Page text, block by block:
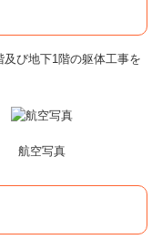
び地下1階の躯体工事を
航空写真